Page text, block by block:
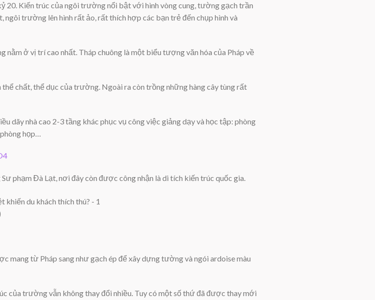
20. Kiến trúc của ngôi trường nổi bật với hình vòng cung, tường gạch trần
ngôi trường lên hình rất ảo, rất thích hợp các bạn trẻ đến chụp hình và
nằm ở vị trí cao nhất. Tháp chuông là một biểu tượng văn hóa của Pháp về
chất, thể dục của trường. Ngoài ra còn trồng những hàng cây tùng rất
dãy nhà cao 2-3 tầng khác phục vụ công việc giảng dạy và học tập: phòng
họp…
phạm Đà Lạt, nơi đây còn được công nhận là di tích kiến trúc quốc gia.
mang từ Pháp sang như gạch ép để xây dựng tường và ngói ardoise màu
của trường vẫn không thay đổi nhiều. Tuy có một số thứ đã được thay mới